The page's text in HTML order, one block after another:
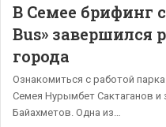
В Семее брифинг
Bus» завершился
города
Ознакомиться с работой
Семея Нурымбет Сактаганов
Байахметов. Одна из…